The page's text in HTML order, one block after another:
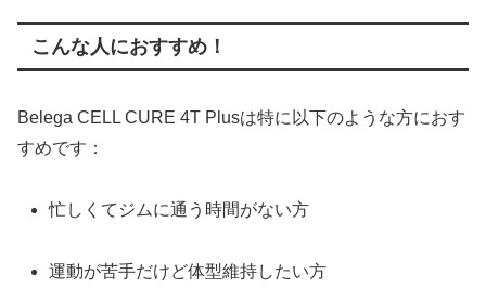
こんな人におすすめ！
Belega CELL CURE 4T Plusは特に以下のような方におす
すめです：
忙しくてジムに通う時間がない方
運動が苦手だけど体型維持したい方